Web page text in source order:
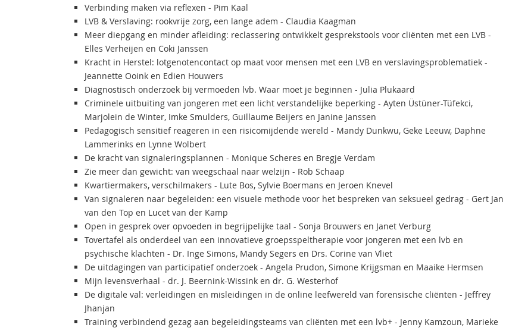
Verbinding maken via reflexen - Pim Kaal
LVB & Verslaving: rookvrije zorg, een lange adem - Claudia Kaagman
Meer diepgang en minder afleiding: reclassering ontwikkelt gesprekstools voor cliënten met een LVB -
Elles Verheijen en Coki Janssen
Kracht in Herstel: lotgenotencontact op maat voor mensen met een LVB en verslavingsproblematiek -
Jeannette Ooink en Edien Houwers
Diagnostisch onderzoek bij vermoeden lvb. Waar moet je beginnen - Julia Plukaard
Criminele uitbuiting van jongeren met een licht verstandelijke beperking - Ayten Üstüner-Tüfekci,
Marjolein de Winter, Imke Smulders, Guillaume Beijers en Janine Janssen
Pedagogisch sensitief reageren in een risicomijdende wereld - Mandy Dunkwu, Geke Leeuw, Daphne
Lammerinks en Lynne Wolbert
De kracht van signaleringsplannen - Monique Scheres en Bregje Verdam
Zie meer dan gewicht: van weegschaal naar welzijn - Rob Schaap
Kwartiermakers, verschilmakers - Lute Bos, Sylvie Boermans en Jeroen Knevel
Van signaleren naar begeleiden: een visuele methode voor het bespreken van seksueel gedrag - Gert Jan
van den Top en Lucet van der Kamp
Open in gesprek over opvoeden in begrijpelijke taal - Sonja Brouwers en Janet Verburg
Tovertafel als onderdeel van een innovatieve groepsspeltherapie voor jongeren met een lvb en
psychische klachten - Dr. Inge Simons, Mandy Segers en Drs. Corine van Vliet
De uitdagingen van participatief onderzoek - Angela Prudon, Simone Krijgsman en Maaike Hermsen
Mijn levensverhaal - dr. J. Beernink-Wissink en dr. G. Westerhof
De digitale val: verleidingen en misleidingen in de online leefwereld van forensische cliënten - Jeffrey
Jhanjan
Training verbindend gezag aan begeleidingsteams van cliënten met een lvb+ - Jenny Kamzoun, Marieke